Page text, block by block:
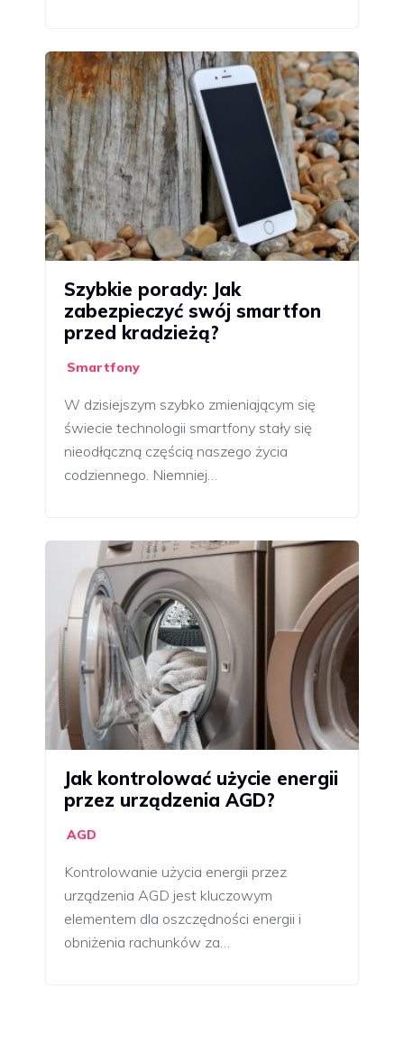
Szybkie porady: Jak
zabezpieczyć swój smartfon
przed kradzieżą?
Smartfony
W dzisiejszym szybko zmieniającym się
świecie technologii smartfony stały się
nieodłączną częścią naszego życia
codziennego. Niemniej…
Jak kontrolować użycie energii
przez urządzenia AGD?
AGD
Kontrolowanie użycia energii przez
urządzenia AGD jest kluczowym
elementem dla oszczędności energii i
obniżenia rachunków za…